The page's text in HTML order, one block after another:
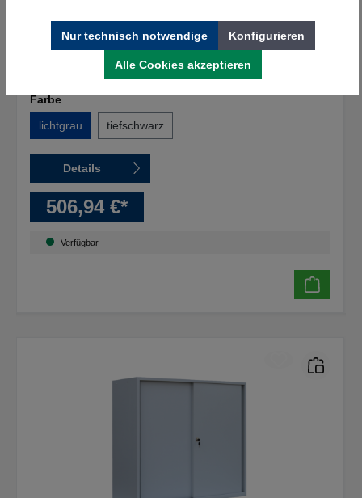
lichtgrau
lichtgrau
Farbe
lichtgrau
tiefschwarz
Details
506,94 €*
Verfügbar
Nur technisch notwendige Konfigurieren
Alle Cookies akzeptieren